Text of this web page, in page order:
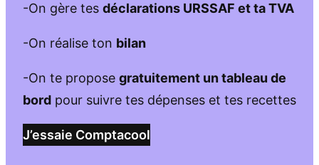
-On gère tes déclarations URSSAF et ta TVA
-On réalise ton bilan
-On te propose gratuitement un tableau de
bord pour suivre tes dépenses et tes recettes
J’essaie Comptacool